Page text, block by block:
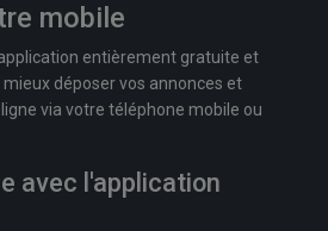
mobile
entièrement gratuite et
déposer vos annonces et
via votre téléphone mobile ou
avec l'application